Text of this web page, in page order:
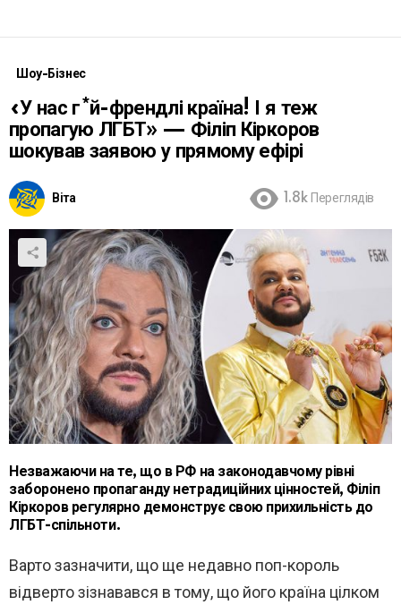
Шоу-Бізнес
«У нас г*й-френдлі країна! І я теж
пропагую ЛГБТ» — Філіп Кіркоров
шокував заявою у прямому ефірі
Віта 1.8k Переглядів
Незважаючи на те, що в РФ на законодавчому рівні
заборонено пропаганду нетрадиційних цінностей, Філіп
Кіркоров регулярно демонструє свою прихильність до
ЛГБТ-спільноти.
Варто зазначити, що ще недавно поп-король
відверто зізнавався в тому, що його країна цілком